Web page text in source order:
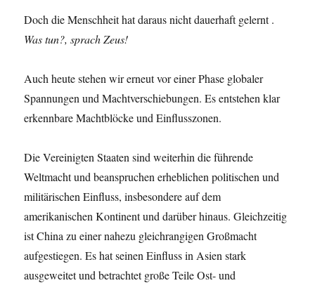
Doch die Menschheit hat daraus nicht dauerhaft gelernt .
Was tun?, sprach Zeus!
Auch heute stehen wir erneut vor einer Phase globaler
Spannungen und Machtverschiebungen. Es entstehen klar
erkennbare Machtblöcke und Einflusszonen.
Die Vereinigten Staaten sind weiterhin die führende
Weltmacht und beanspruchen erheblichen politischen und
militärischen Einfluss, insbesondere auf dem
amerikanischen Kontinent und darüber hinaus. Gleichzeitig
ist China zu einer nahezu gleichrangigen Großmacht
aufgestiegen. Es hat seinen Einfluss in Asien stark
ausgeweitet und betrachtet große Teile Ost- und